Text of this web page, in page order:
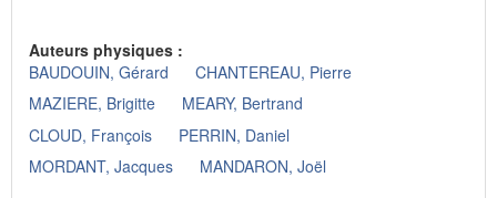
Auteurs physiques :
BAUDOUIN, Gérard
CHANTEREAU, Pierre
MAZIERE, Brigitte
MEARY, Bertrand
CLOUD, François
PERRIN, Daniel
MORDANT, Jacques
MANDARON, Joël